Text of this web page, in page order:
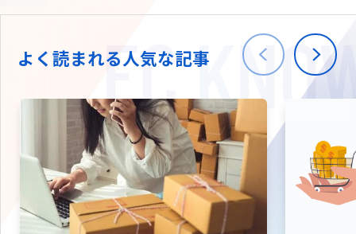
海外進出・現地
W2
拡張プラグイン一覧
会社情報
TW
よく読まれる人気な記事